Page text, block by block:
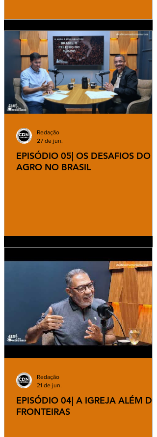
EPISÓDIO 05| OS DESAFIOS DO
AGRO NO BRASIL
Redação
27 de jun.
EPISÓDIO 04| A IGREJA ALÉM
FRONTEIRAS
Redação
21 de jun.